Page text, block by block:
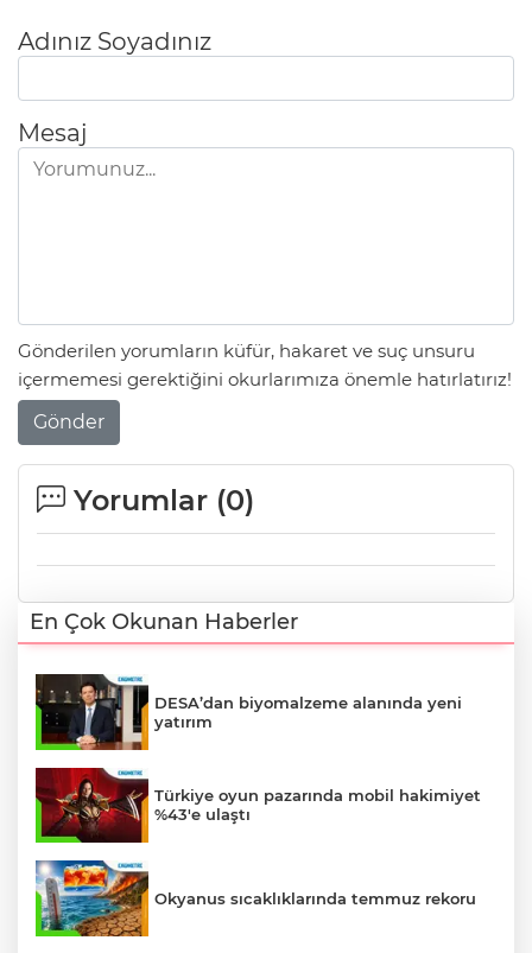
Adınız Soyadınız
Mesaj
Gönderilen yorumların küfür, hakaret ve suç unsuru
içermemesi gerektiğini okurlarımıza önemle hatırlatırız!
Gönder
Yorumlar (0)
En Çok Okunan Haberler
DESA’dan biyomalzeme alanında yeni
yatırım
Türkiye oyun pazarında mobil hakimiyet
%43'e ulaştı
Okyanus sıcaklıklarında temmuz rekoru